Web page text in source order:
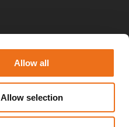
Allow all
Allow selection